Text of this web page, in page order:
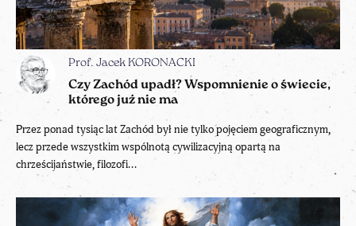
Prof. Jacek KORONACKI
Czy Zachód upadł? Wspomnienie o świecie,
którego już nie ma
Przez ponad tysiąc lat Zachód był nie tylko pojęciem geograficznym,
lecz przede wszystkim wspólnotą cywilizacyjną opartą na
chrześcijaństwie, filozofi...